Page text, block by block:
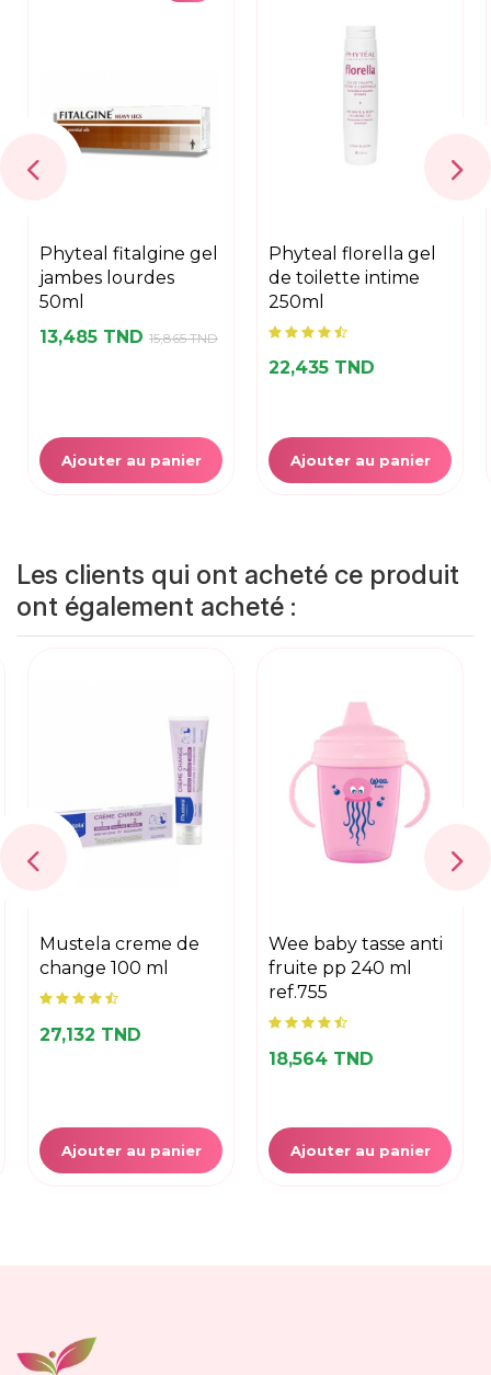
phyteal fitalgine gel
jambes lourdes
50ml
13,485 TND 15,865 TND
Ajouter au panier
phyteal florella gel
de toilette intime
250ml
22,435 TND
Ajouter au panier
Les clients qui ont acheté ce produit
ont également acheté :
mustela creme de
change 100 ml
27,132 TND
Ajouter au panier
wee baby tasse anti
fruite pp 240 ml
ref.755
18,564 TND
Ajouter au panier